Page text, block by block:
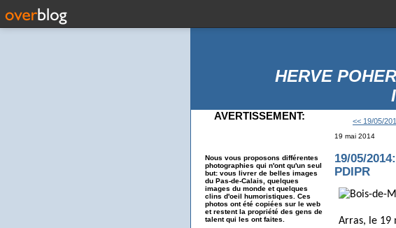
HERVE
AVERTISSEMENT:
Nous vous proposons différentes
photographies qui n'ont qu'un seul
but: vous livrer de belles images
du Pas-de-Calais, quelques
images du monde et quelques
clins d'oeil humoristiques. Ces
photos ont été copiées sur le web
et restent la propriété des gens de
talent qui les ont faites.
<< 19/05/
19 mai 2014
19/05/
PDIPR
Arras, le 19